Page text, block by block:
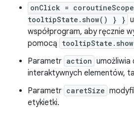
onClick =
tooltipState.show() } }
współprogram, aby ręcznie
pomocą tooltipState.show
Parametr action umożliwia
interaktywnych elementów,
Parametr caretSize
etykietki.